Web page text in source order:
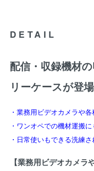
DETAIL
配信・収録機材
リーケースが登場
・業務用ビデオカメラや
・ワンオペでの機材運搬
・日常使いもできる洗練
【業務用ビデオカメ